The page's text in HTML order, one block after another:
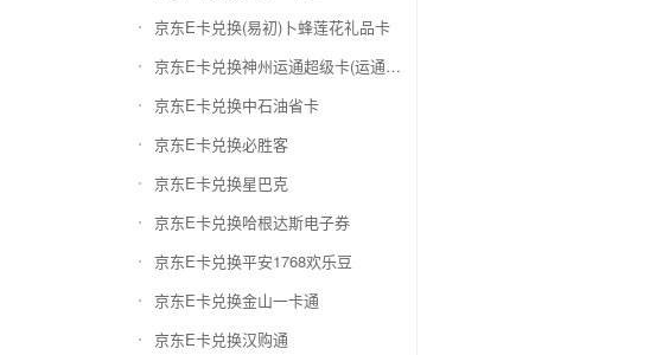
京东E卡兑换(易初)卜蜂莲花礼品卡
京东E卡兑换神州运通超级卡(运通网购卡)
京东E卡兑换中石油省卡
京东E卡兑换必胜客
京东E卡兑换星巴克
京东E卡兑换哈根达斯电子券
京东E卡兑换平安1768欢乐豆
京东E卡兑换金山一卡通
京东E卡兑换汉购通